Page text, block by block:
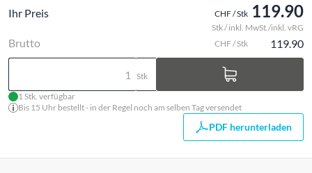
Ihr Preis CHF / Stk 119.90
Stk / inkl. MwSt./inkl. vRG
Brutto CHF / Stk 119.90
Stk
1 Stk. verfügbar
Bis 15 Uhr bestellt - in der Regel noch am selben Tag versendet
PDF herunterladen